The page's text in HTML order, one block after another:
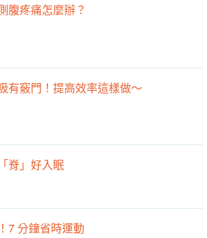
腹疼痛怎麼辦？
有竅門！提高效率這樣做～
脊」好入眠
7 分鐘省時運動